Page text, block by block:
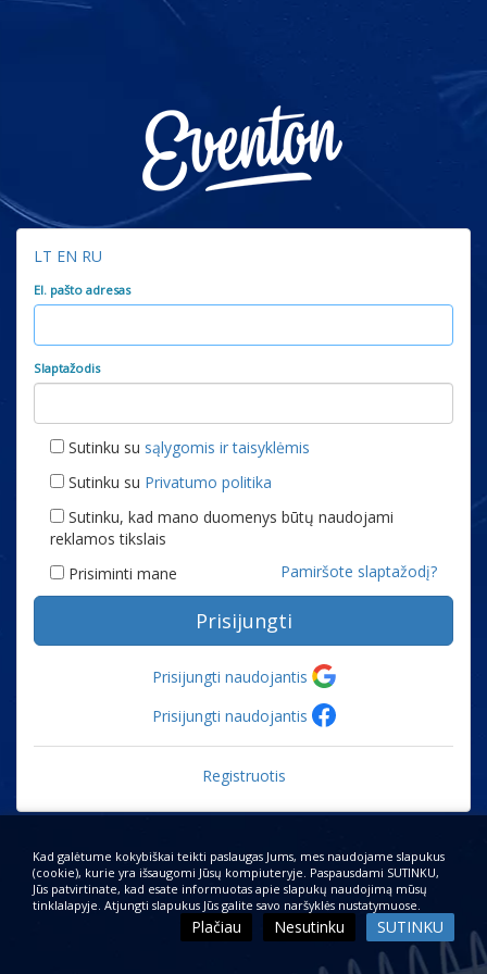
LT EN RU
El. pašto adresas
Slaptažodis
Sutinku su sąlygomis ir taisyklėmis
Sutinku su Privatumo politika
Sutinku, kad mano duomenys būtų naudojami
reklamos tikslais
Prisiminti mane
Pamiršote slaptažodį?
Prisijungti
Prisijungti naudojantis
Prisijungti naudojantis
Registruotis
Kad galėtume kokybiškai teikti paslaugas Jums, mes naudojame slapukus
(cookie), kurie yra išsaugomi Jūsų kompiuteryje. Paspausdami SUTINKU,
Jūs patvirtinate, kad esate informuotas apie slapukų naudojimą mūsų
tinklalapyje. Atjungti slapukus Jūs galite savo naršyklės nustatymuose.
SUTINKU
Nesutinku
Plačiau